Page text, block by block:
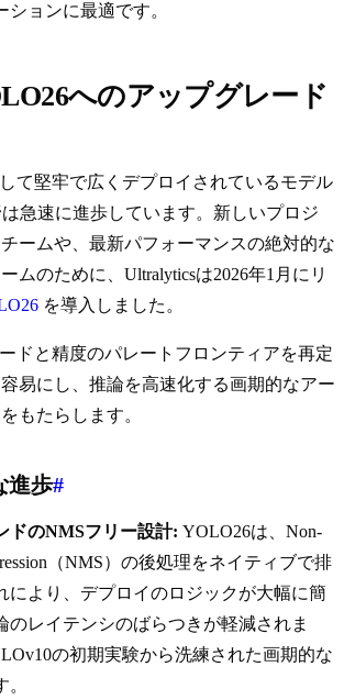
ションに最適です。
へのアップグレード
て堅牢で広くデプロイされているモデル
急速に進歩しています。新しいプロジ
ームや、最新パフォーマンスの絶対的な
ムのために、Ultralyticsは2026年1月にリ
を導入しました。
ドと精度のパレートフロンティアを再定
易にし、推論を高速化する画期的なアー
もたらします。
進歩#
ドのNMSフリー設計: YOLO26は、Non-
（NMS）の後処理をネイティブで排
により、デプロイのロジックが大幅に簡
のレイテンシのばらつきが軽減されま
の初期実験から洗練された画期的な